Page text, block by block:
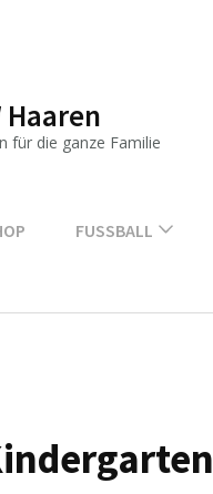
Haaren
für die ganze Familie
FUSSBALL